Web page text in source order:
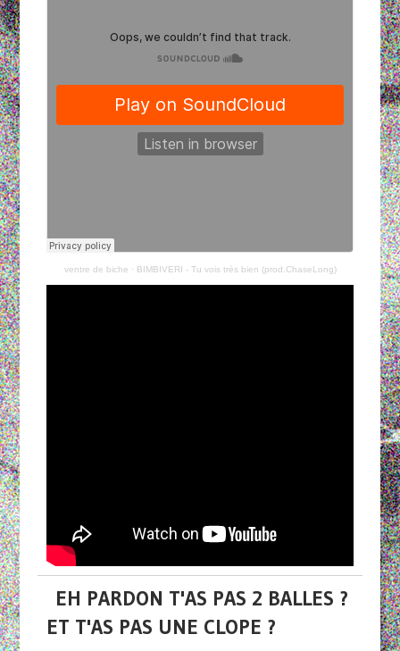
ventre de biche · BIMBIVERI - Tu vois très bien (prod.ChaseLong)
EH PARDON T'AS PAS 2 BALLES ?
ET T'AS PAS UNE CLOPE ?